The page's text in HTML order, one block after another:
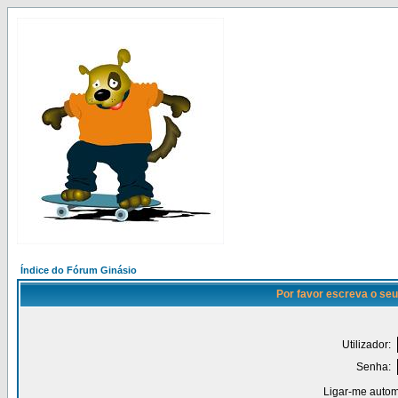
Índice do Fórum Ginásio
Por favor escreva o
Utilizador:
Senha:
Ligar-me